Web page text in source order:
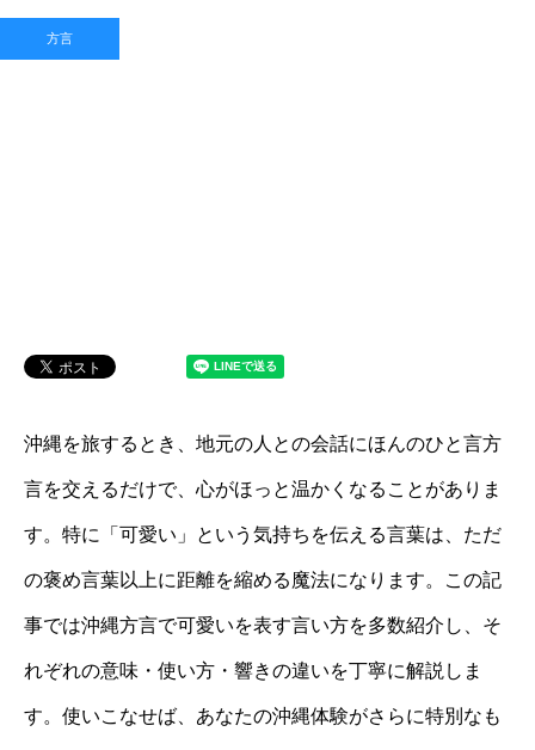
方言
沖縄を旅するとき、地元の人との会話にほんのひと言方
言を交えるだけで、心がほっと温かくなることがありま
す。特に「可愛い」という気持ちを伝える言葉は、ただ
の褒め言葉以上に距離を縮める魔法になります。この記
事では沖縄方言で可愛いを表す言い方を多数紹介し、そ
れぞれの意味・使い方・響きの違いを丁寧に解説しま
す。使いこなせば、あなたの沖縄体験がさらに特別なも